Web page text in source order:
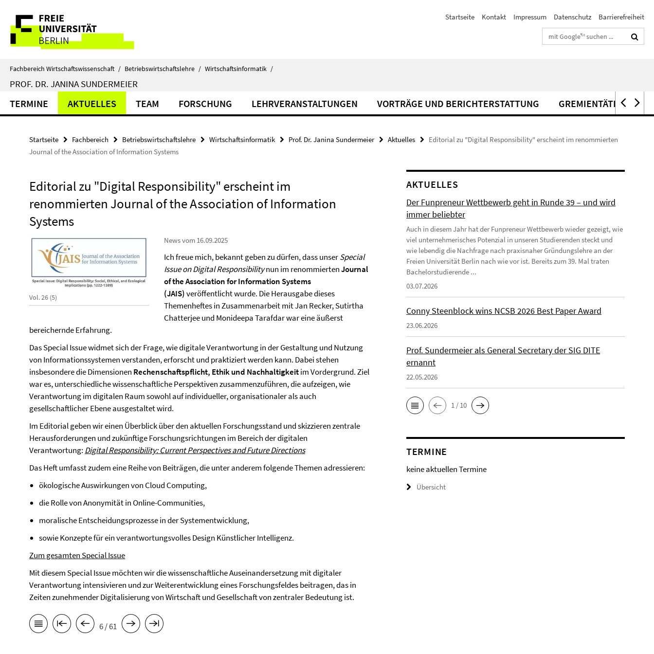
direkt
Inhalt
Service-
Navigation
Startseite Kontakt Impressum Datenschutz
Barrierefreiheit
Suchbegriffe
Fachbereich Wirtschaftswissenschaft / Betriebswirtschaftslehre / Wirtschaftsinformatik /
PROF. DR. JANINA SUNDERMEIER
TERMINE AKTUELLES TEAM FORSCHUNG LEHRVERANSTALTUNGEN VORTRÄGE UND BERICHTERSTATTUNG GREMIENTÄTIGKEITEN
Startseite Fachbereich Betriebswirtschaftslehre Wirtschaftsinformatik Prof. Dr. Janina Sundermeier Aktuelles
Editorial zu "Digital Responsibility" erscheint im renommierten
Journal of the Association of Information Systems
Editorial zu "Digital Responsibility" erscheint im
renommierten Journal of the Association of Information
Systems
Vol. 26 (5)
News vom 16.09.2025
Ich freue mich, bekannt geben zu dürfen, dass unserSpecial
Issue on Digital Responsibilitynun im renommiertenJournal
of the Association for Information Systems
(JAIS)veröffentlicht wurde. Die Herausgabe dieses
Themenheftes in Zusammenarbeit mit Jan Recker, Sutirtha
Chatterjee und Monideepa Tarafdar war eine äußerst
bereichernde Erfahrung.
Das Special Issue widmet sich der Frage, wie digitale Verantwortung in der Gestaltung und Nutzung
von Informationssystemen verstanden, erforscht und praktiziert werden kann. Dabei stehen
insbesondere die Dimensionen Rechenschaftspflicht, Ethik und Nachhaltigkeitim Vordergrund. Ziel
war es, unterschiedliche wissenschaftliche Perspektiven zusammenzuführen, die aufzeigen, wie
Verantwortung im digitalen Raum sowohl auf individueller, organisationaler als auch
gesellschaftlicher Ebene ausgestaltet wird.
Im Editorial geben wir einen Überblick über den aktuellen Forschungsstand und skizzieren zentrale
Herausforderungen und zukünftige Forschungsrichtungen im Bereich der digitalen
Verantwortung: Digital Responsibility: Current Perspectives and Future Directions
Das Heft umfasst zudem eine Reihe von Beiträgen, die unter anderem folgende Themen adressieren:
ökologische Auswirkungen von Cloud Computing,
die Rolle von Anonymität in Online-Communities,
moralische Entscheidungsprozesse in der Systementwicklung,
sowie Konzepte für ein verantwortungsvolles Design Künstlicher Intelligenz.
Zum gesamten Special Issue
Mit diesem Special Issue möchten wir die wissenschaftliche Auseinandersetzung mit digitaler
Verantwortung intensivieren und zur Weiterentwicklung eines Forschungsfeldes beitragen, das in
Zeiten zunehmender Digitalisierung von Wirtschaft und Gesellschaft von zentraler Bedeutung ist.
6 / 61
AKTUELLES
Der Funpreneur Wettbewerb geht in Runde 39 – und wird
immer beliebter
Auch in diesem Jahr hat der Funpreneur Wettbewerb wieder gezeigt, wie
viel unternehmerisches Potenzial in unseren Studierenden steckt und
wie lebendig die Nachfrage nach praxisnaher Gründungslehre an der
Freien Universität Berlin nach wie vor ist. Bereits zum 39. Mal traten
Bachelorstudierende ...
03.07.2026
Conny Steenblock wins NCSB 2026 Best Paper Award
23.06.2026
Prof. Sundermeier als General Secretary der SIG DITE
ernannt
22.05.2026
1 / 10
TERMINE
keine aktuellen Termine
Übersicht